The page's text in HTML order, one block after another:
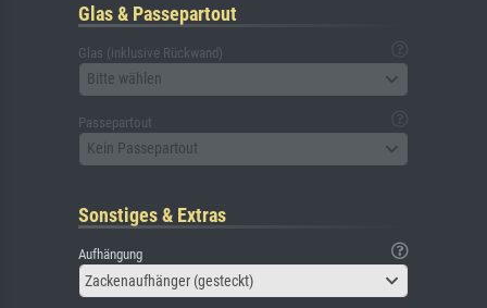
Glas & Passepartout
Glas (inklusive Rückwand)
Bitte wählen
Passepartout
Kein Passepartout
Sonstiges & Extras
Aufhängung
Zackenaufhänger (gesteckt)